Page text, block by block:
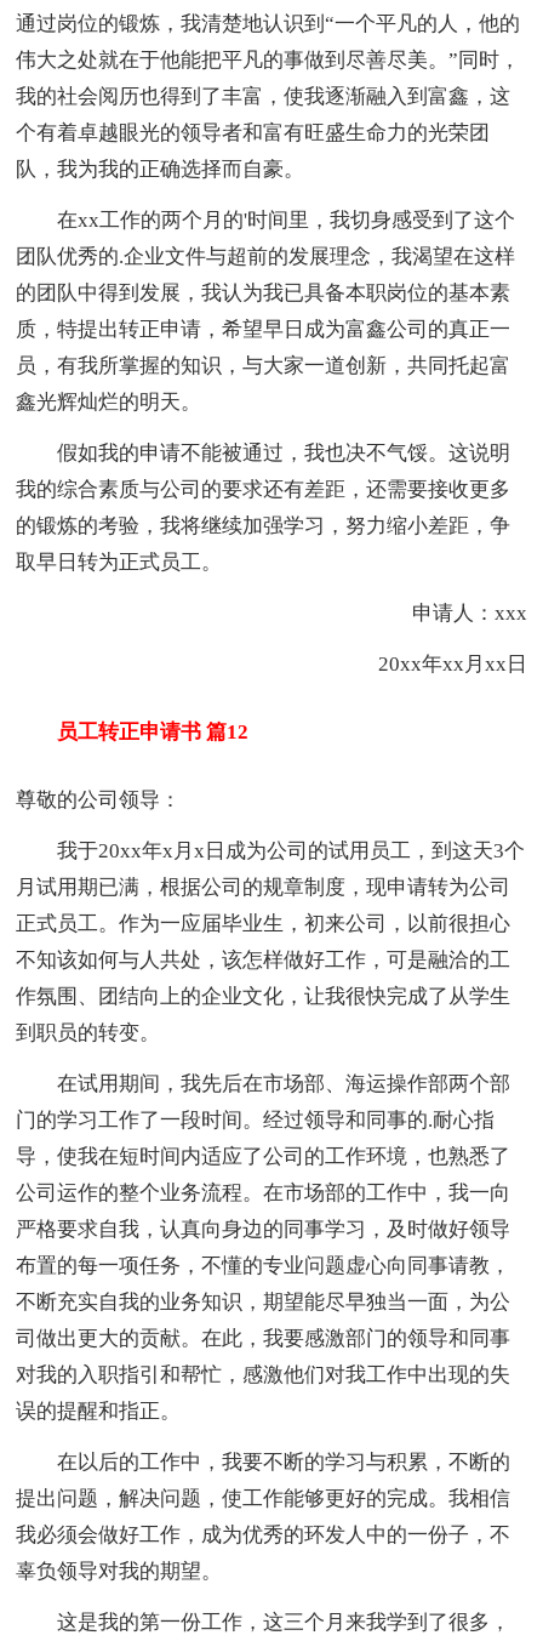
通过岗位的锻炼，我清楚地认识到“一个平凡的人，他的
伟大之处就在于他能把平凡的事做到尽善尽美。”同时，
我的社会阅历也得到了丰富，使我逐渐融入到富鑫，这
个有着卓越眼光的领导者和富有旺盛生命力的光荣团
队，我为我的正确选择而自豪。
在xx工作的两个月的'时间里，我切身感受到了这个
团队优秀的.企业文件与超前的发展理念，我渴望在这样
的团队中得到发展，我认为我已具备本职岗位的基本素
质，特提出转正申请，希望早日成为富鑫公司的真正一
员，有我所掌握的知识，与大家一道创新，共同托起富
鑫光辉灿烂的明天。
假如我的申请不能被通过，我也决不气馁。这说明
我的综合素质与公司的要求还有差距，还需要接收更多
的锻炼的考验，我将继续加强学习，努力缩小差距，争
取早日转为正式员工。
申请人：xxx
20xx年xx月xx日
员工转正申请书 篇12
尊敬的公司领导：
我于20xx年x月x日成为公司的试用员工，到这天3个
月试用期已满，根据公司的规章制度，现申请转为公司
正式员工。作为一应届毕业生，初来公司，以前很担心
不知该如何与人共处，该怎样做好工作，可是融洽的工
作氛围、团结向上的企业文化，让我很快完成了从学生
到职员的转变。
在试用期间，我先后在市场部、海运操作部两个部
门的学习工作了一段时间。经过领导和同事的.耐心指
导，使我在短时间内适应了公司的工作环境，也熟悉了
公司运作的整个业务流程。在市场部的工作中，我一向
严格要求自我，认真向身边的同事学习，及时做好领导
布置的每一项任务，不懂的专业问题虚心向同事请教，
不断充实自我的业务知识，期望能尽早独当一面，为公
司做出更大的贡献。在此，我要感激部门的领导和同事
对我的入职指引和帮忙，感激他们对我工作中出现的失
误的提醒和指正。
在以后的工作中，我要不断的学习与积累，不断的
提出问题，解决问题，使工作能够更好的完成。我相信
我必须会做好工作，成为优秀的环发人中的一份子，不
辜负领导对我的期望。
这是我的第一份工作，这三个月来我学到了很多，